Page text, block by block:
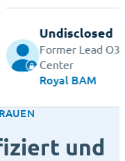
Undisclosed
Former Lead O365
Center
Royal BAM
und